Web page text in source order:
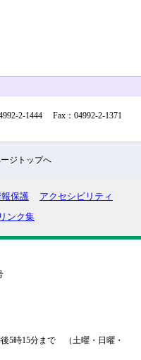
2-1444 Fax：04992-2-1371
ジトップへ
保護 アクセシビリティ
リンク集
5時15分まで （土曜・日曜・